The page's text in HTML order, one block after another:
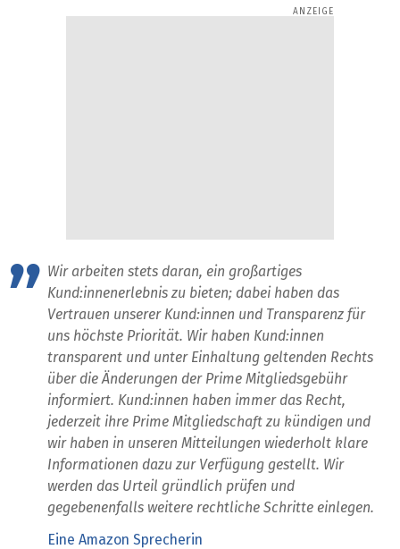
Wir arbeiten stets daran, ein großartiges
Kund:innenerlebnis zu bieten; dabei haben das
Vertrauen unserer Kund:innen und Transparenz für
uns höchste Priorität. Wir haben Kund:innen
transparent und unter Einhaltung geltenden Rechts
über die Änderungen der Prime Mitgliedsgebühr
informiert. Kund:innen haben immer das Recht,
jederzeit ihre Prime Mitgliedschaft zu kündigen und
wir haben in unseren Mitteilungen wiederholt klare
Informationen dazu zur Verfügung gestellt. Wir
werden das Urteil gründlich prüfen und
gegebenenfalls weitere rechtliche Schritte einlegen.
Eine Amazon Sprecherin